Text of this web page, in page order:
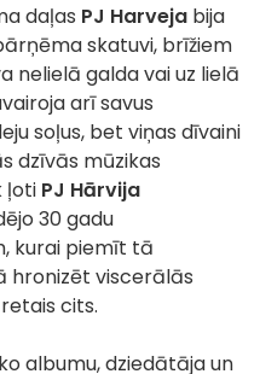
daļas PJ Harveja bija
skatuvi, brīžiem
nelielā galda vai uz lielā
arī savus
soļus, bet viņas dīvaini
dzīvās mūzikas
ļoti PJ Hārvija
30 gadu
kurai piemīt tā
hronizēt viscerālās
cits.
albumu, dziedātāja un